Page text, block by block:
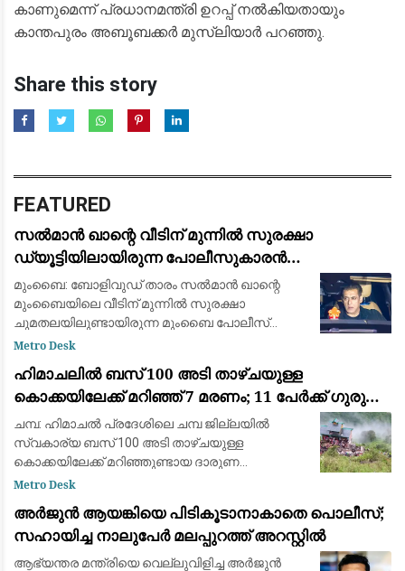
കാണുമെന്ന് പ്രധാനമന്ത്രി ഉറപ്പ് നൽകിയതായും
കാന്തപുരം അബൂബക്കർ മുസ്ലിയാർ പറഞ്ഞു.
Share this story
FEATURED
സൽമാൻ ഖാന്റെ വീടിന് മുന്നിൽ സുരക്ഷാ
ഡ്യൂട്ടിയിലായിരുന്ന പോലീസുകാരൻ
ഹൃദയാഘാതം മൂലം മരിച്ചു
മുംബൈ: ബോളിവുഡ് താരം സൽമാൻ ഖാന്റെ
മുംബൈയിലെ വീടിന് മുന്നിൽ സുരക്ഷാ
ചുമതലയിലുണ്ടായിരുന്ന മുംബൈ പോലീസ്
കോൺസ്റ്റബിൾ ഹൃദയാഘാതത്തെ തുടർന്ന്
യൂണിറ്റിലെ ഉദ്യോഗസ്ഥനായ ഗ
Metro Desk
ഹിമാചലിൽ ബസ് 100 അടി താഴ്ചയുള്ള
കൊക്കയിലേക്ക് മറിഞ്ഞ് 7 മരണം; 11 പേർക്ക് ഗുരുതര
പരിക്ക്
ചമ്പ: ഹിമാചൽ പ്രദേശിലെ ചമ്പ ജില്ലയിൽ
സ്വകാര്യ ബസ് 100 അടി താഴ്ചയുള്ള
കൊക്കയിലേക്ക് മറിഞ്ഞുണ്ടായ ദാരുണ
അപകടത്തിൽ ഏഴ് പേർ കൊല്ലപ്പെട്ടു.
നിയന്ത്രണം വിട്ട ബസ
Metro Desk
അർജുൻ ആയങ്കിയെ പിടികൂടാനാകാതെ പൊലീസ്;
സഹായിച്ച നാലുപേർ മലപ്പുറത്ത് അറസ്റ്റിൽ
ആഭ്യന്തര മന്ത്രിയെ വെല്ലുവിളിച്ച അർജുൻ